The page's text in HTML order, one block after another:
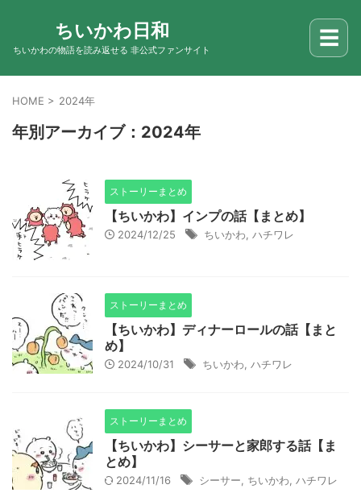
ちいかわ日和
ちいかわの物語を読み返せる 非公式ファンサイト ☰
HOME > 2024年
年別アーカイブ：2024年
ストーリーまとめ
【ちいかわ】インプの話【まとめ】
2024/12/25 ちいかわ ハチワレ
ストーリーまとめ
【ちいかわ】ディナーロールの話【まと
め】
2024/10/31 ちいかわ ハチワレ
ストーリーまとめ
【ちいかわ】シーサーと家郎する話【ま
とめ】
2024/11/16 シーサー ちいかわ ハチワレ